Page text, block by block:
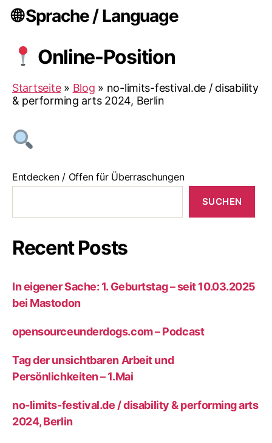
🌐 Sprache / Language
Online-Position
Startseite» Blog » no-limits-festival.de / disability
& performing arts 2024, Berlin
Entdecken / Offen für Überraschungen
SUCHEN
Recent Posts
In eigener Sache: 1. Geburtstag – seit 10.03.2025
bei Mastodon
opensourceunderdogs.com – Podcast
Tag der unsichtbaren Arbeit und
Persönlichkeiten – 1.Mai
no-limits-festival.de / disability & performing arts
2024, Berlin